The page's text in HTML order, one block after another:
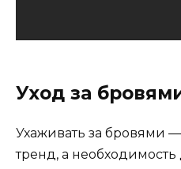
Уход за
Ухаживать за бровями
тренд‚ а